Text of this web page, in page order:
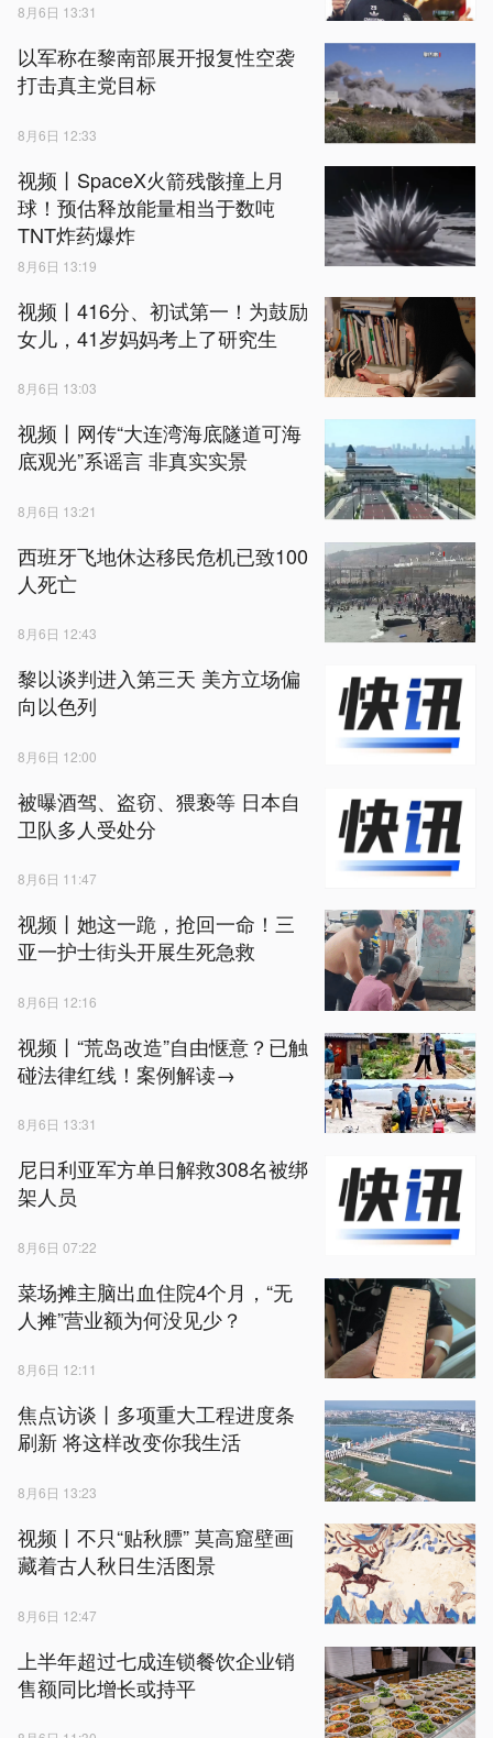
8月6日 13:31
以军称在黎南部展开报复性空袭
打击真主党目标
8月6日 12:33
视频丨SpaceX火箭残骸撞上月
球！预估释放能量相当于数吨
TNT炸药爆炸
8月6日 13:19
视频丨416分、初试第一！为鼓励
女儿，41岁妈妈考上了研究生
8月6日 13:03
视频丨网传“大连湾海底隧道可海
底观光”系谣言 非真实实景
8月6日 13:21
西班牙飞地休达移民危机已致100
人死亡
8月6日 12:43
黎以谈判进入第三天 美方立场偏
向以色列
8月6日 12:00
被曝酒驾、盗窃、猥亵等 日本自
卫队多人受处分
8月6日 11:47
视频丨她这一跪，抢回一命！三
亚一护士街头开展生死急救
8月6日 12:16
视频丨“荒岛改造”自由惬意？已触
碰法律红线！案例解读→
8月6日 13:31
尼日利亚军方单日解救308名被绑
架人员
8月6日 07:22
菜场摊主脑出血住院4个月，“无
人摊”营业额为何没见少？
8月6日 12:11
焦点访谈丨多项重大工程进度条
刷新 将这样改变你我生活
8月6日 13:23
视频丨不只“贴秋膘” 莫高窟壁画
藏着古人秋日生活图景
8月6日 12:47
上半年超过七成连锁餐饮企业销
售额同比增长或持平